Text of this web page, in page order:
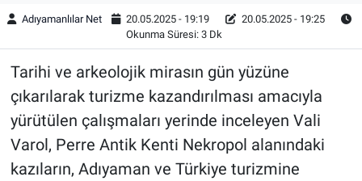
Adıyamanlılar Net 20.05.2025 - 19:19
20.05.2025 - 19:25
Okunma Süresi: 3 Dk
Tarihi ve arkeolojik mirasın gün yüzüne
çıkarılarak turizme kazandırılması amacıyla
yürütülen çalışmaları yerinde inceleyen Vali
Varol, Perre Antik Kenti Nekropol alanındaki
kazıların, Adıyaman ve Türkiye turizmine